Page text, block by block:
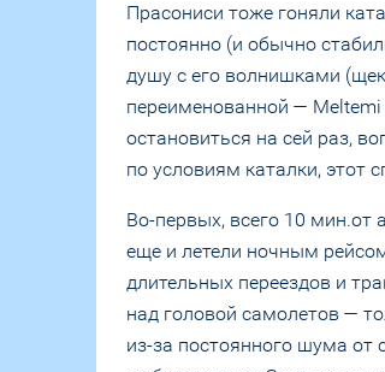
Прасониси тоже гоняли
постоянно (и обычно
душу с его волнишками
переименованной —
остановиться на сей раз,
по условиям каталки, этот
Во-первых, всего 10 мин.от
еще и летели ночным
длительных переездов и
над головой самолетов —
из-за постоянного шума от